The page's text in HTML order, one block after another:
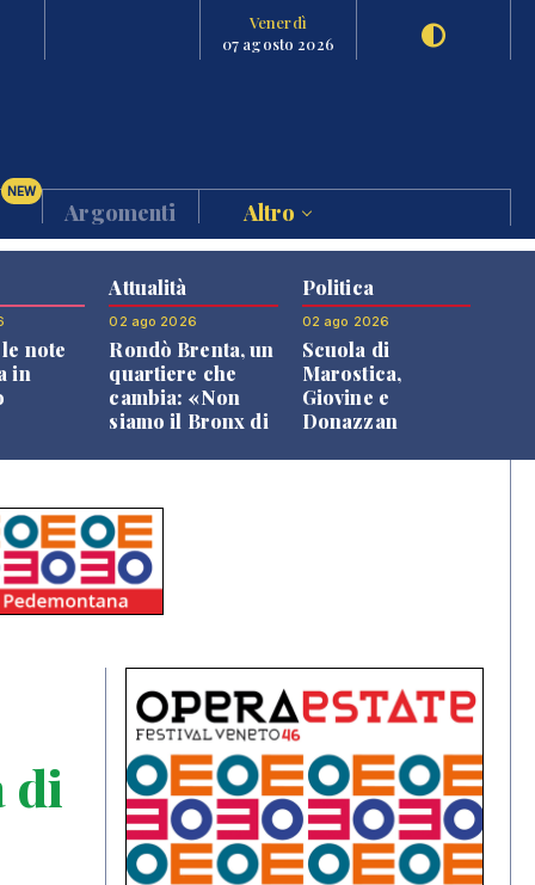
Venerdì
07 agosto 2026
NEW
Argomenti Altro
note
in
Attualità
02 ago 2026
Rondò Brenta, un
quartiere che
cambia: «Non
siamo il Bronx di
Politica
02 ago 2026
Scuola di
Marostica,
Giovine e
Donazzan
di